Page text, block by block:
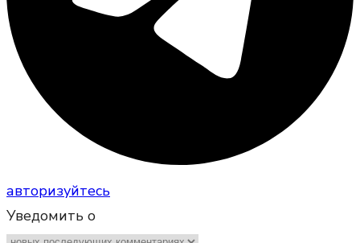
авторизуйтесь
Уведомить о